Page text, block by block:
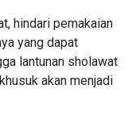
hindari pemakaian
yang dapat
lantunan sholawat
akan menjadi